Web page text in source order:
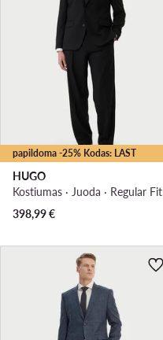
papildoma -25% Kodas: LAST
HUGO
Kostiumas · Juoda · Regular Fit
398,99€